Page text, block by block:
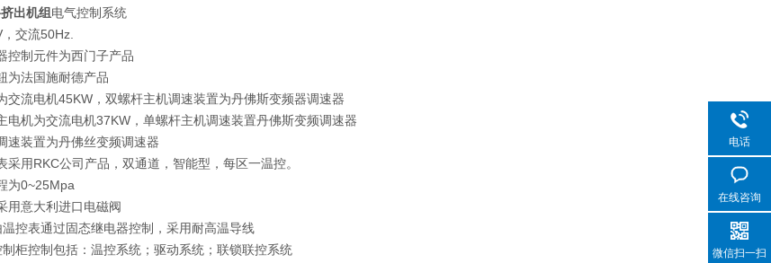
出机组 电气控制系统
交流50Hz.
制元件为西门子产品
法国施耐德产品
流电机45KW，双螺杆主机调速装置为丹佛斯变频器调速器
机为交流电机37KW，单螺杆主机调速装置丹佛斯变频调速器
装置为丹佛丝变频调速器
用RKC公司产品，双通道，智能型，每区一温控。
0~25Mpa
意大利进口电磁阀
表通过固态继电器控制，采用耐高温导线
控制包括：温控系统；驱动系统；联锁联控系统
电话
在线咨询
微信扫一扫